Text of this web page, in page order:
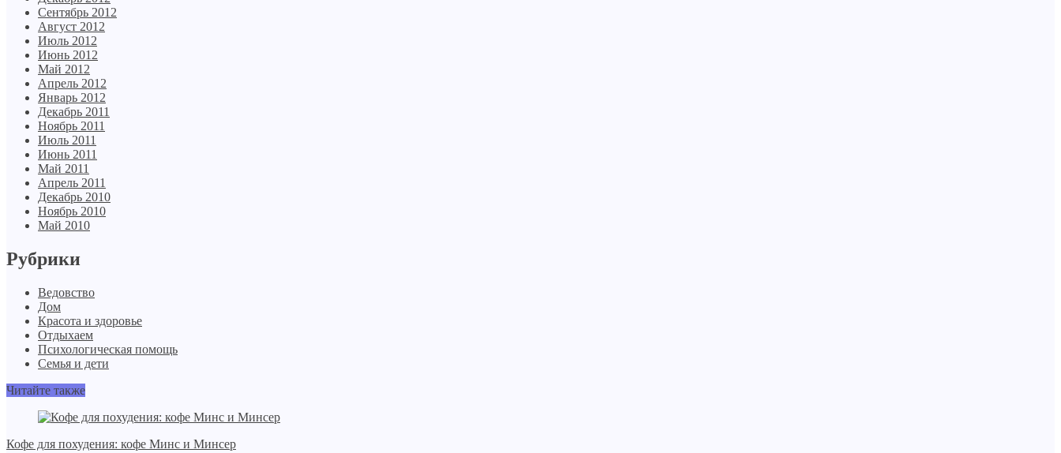
Сентябрь 2012
Август 2012
Июль 2012
Июнь 2012
Май 2012
Апрель 2012
Январь 2012
Декабрь 2011
Ноябрь 2011
Июль 2011
Июнь 2011
Май 2011
Апрель 2011
Декабрь 2010
Ноябрь 2010
Май 2010
Рубрики
Ведовство
Дом
Красота и здоровье
Отдыхаем
Психологическая помощь
Семья и дети
Читайте также
Кофе для похудения: кофе Минс и Минсер